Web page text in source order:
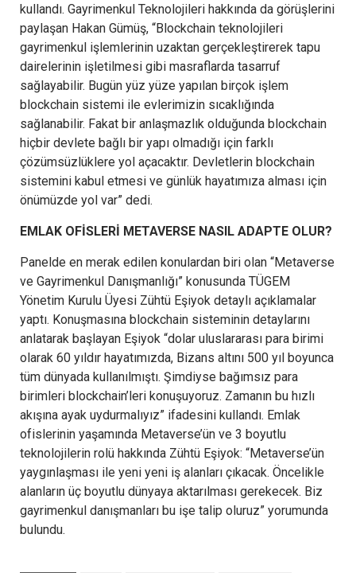
kullandı. Gayrimenkul Teknolojileri hakkında da görüşlerini
paylaşan Hakan Gümüş, “Blockchain teknolojileri
gayrimenkul işlemlerinin uzaktan gerçekleştirerek tapu
dairelerinin işletilmesi gibi masraflarda tasarruf
sağlayabilir. Bugün yüz yüze yapılan birçok işlem
blockchain sistemi ile evlerimizin sıcaklığında
sağlanabilir. Fakat bir anlaşmazlık olduğunda blockchain
hiçbir devlete bağlı bir yapı olmadığı için farklı
çözümsüzlüklere yol açacaktır. Devletlerin blockchain
sistemini kabul etmesi ve günlük hayatımıza alması için
önümüzde yol var” dedi.
EMLAK OFİSLERİ METAVERSE NASIL ADAPTE OLUR?
Panelde en merak edilen konulardan biri olan “Metaverse
ve Gayrimenkul Danışmanlığı” konusunda TÜGEM
Yönetim Kurulu Üyesi Zühtü Eşiyok detaylı açıklamalar
yaptı. Konuşmasına blockchain sisteminin detaylarını
anlatarak başlayan Eşiyok “dolar uluslararası para birimi
olarak 60 yıldır hayatımızda, Bizans altını 500 yıl boyunca
tüm dünyada kullanılmıştı. Şimdiyse bağımsız para
birimleri blockchain’leri konuşuyoruz. Zamanın bu hızlı
akışına ayak uydurmalıyız” ifadesini kullandı. Emlak
ofislerinin yaşamında Metaverse’ün ve 3 boyutlu
teknolojilerin rolü hakkında Zühtü Eşiyok: “Metaverse’ün
yaygınlaşması ile yeni yeni iş alanları çıkacak. Öncelikle
alanların üç boyutlu dünyaya aktarılması gerekecek. Biz
gayrimenkul danışmanları bu işe talip oluruz” yorumunda
bulundu.